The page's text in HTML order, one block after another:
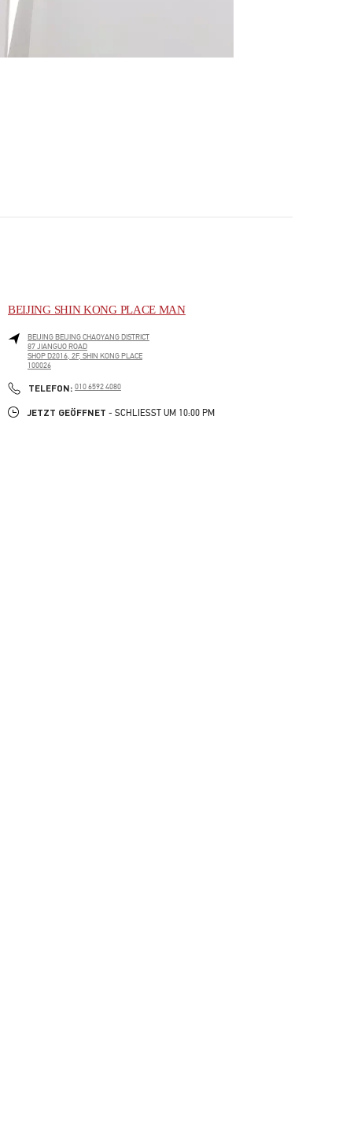
BEIJING SHIN KONG PLACE MAN
BEIJINGBEIJINGCHAOYANG DISTRICT
87 JIANGUO ROAD
SHOP D2016, 2F, SHIN KONG PLACE
100026
TELEFON: PHONE
010 6592 4080
JETZT GEÖFFNET - SCHLIESST UM 10:00 PM